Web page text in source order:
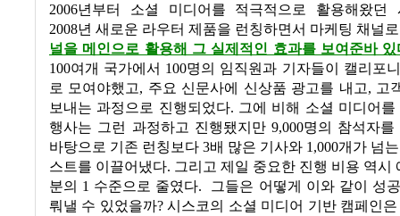
2006년부터 소셜 미디어를 적극적으로 활용해왔던
2008년 새로운 라우터 제품을 런칭하면서 마케팅 채널
널을 메인으로 활용해 그 실제적인 효과를 보여준바 있
100여개 국가에서 100명의 임직원과 기자들이 캘리포
로 모여야했고, 주요 신문사에 신상품 광고를 내고, 고
보내는 과정으로 진행되었다. 그에 비해 소셜 미디어
행사는 그런 과정하고 진행됐지만 9,000명의 참석자
바탕으로 기존 런칭보다 3배 많은 기사와 1,000개가 넘
스트를 이끌어냈다. 그리고 제일 중요한 진행 비용 역시
분의 1 수준으로 줄였다. 그들은 어떻게 이와 같이 성
뤄낼 수 있었을까? 시스코의 소셜 미디어 기반 캠페인